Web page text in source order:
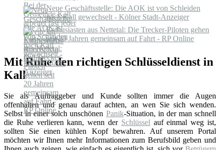
Neue Geschäftsstelle: Die AOK ist von Schleiden
nach Kall gewechselt - Kölner Stadt-Anzeiger
Enthusiasten aus Nettetal: Die Trecker-Piloten gehen
seit 20 Jahren gemeinsam auf Fahrt - RP Online
Mit Ruhe den richtigen Schlüsseldienst in
Kall
Sie als Auftraggeber und Kunde sollten immer die Augen
offenhalten und genau darauf achten, an wen Sie sich wenden.
Selbst in einer solch unschönen Panik-Situation, in der man schnell
die Ruhe verlieren kann, wenn der Schlüssel auf einmal weg ist,
sollten Sie einen kühlen Kopf bewahren. Auf unserem Portal
möchten wir Ihnen mehr Informationen zum Berufsbild geben und